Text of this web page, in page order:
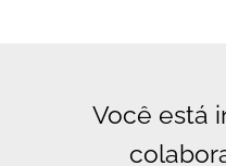
Você está